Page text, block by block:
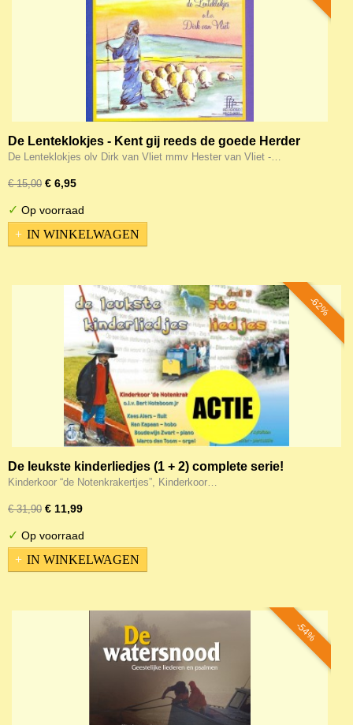
De Lenteklokjes - Kent gij reeds de goede Herder
De Lenteklokjes olv Dirk van Vliet mmv Hester van Vliet -…
€ 15,00 € 6,95
✓ Op voorraad
IN WINKELWAGEN
-62%
De leukste kinderliedjes (1 + 2) complete serie!
Kinderkoor “de Notenkrakertjes”, Kinderkoor…
€ 31,90 € 11,99
✓ Op voorraad
IN WINKELWAGEN
-54%